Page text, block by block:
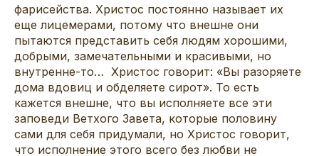
фарисейства. Христос постоянно называет их
еще лицемерами, потому что внешне они
пытаются представить себя людям хорошими,
добрыми, замечательными и красивыми, но
внутренне-то… Христос говорит: «Вы разоряете
дома вдовиц и обделяете сирот». То есть
кажется внешне, что вы исполняете все эти
заповеди Ветхого Завета, которые половину
сами для себя придумали, но Христос говорит,
что исполнение этого всего без любви не